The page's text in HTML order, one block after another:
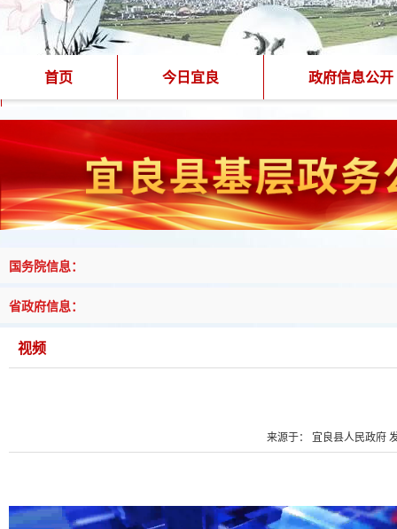
首页 今日宜良 政府信息公开
国务院信息：
省政府信息：
视频
来源于： 宜良县人民政府